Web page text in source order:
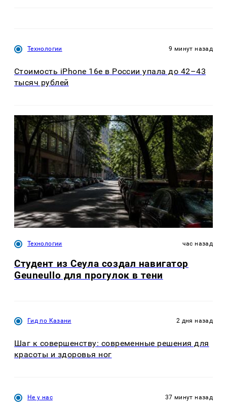
Технологии 9 минут назад
Стоимость iPhone 16e в России упала до 42–43
тысяч рублей
Технологии час назад
Студент из Сеула создал навигатор
Geuneullo для прогулок в тени
Гид по Казани 2 дня назад
Шаг к совершенству: современные решения для
красоты и здоровья ног
Не у нас 37 минут назад